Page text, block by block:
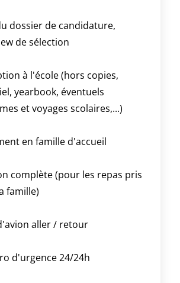
dossier de candidature,
de sélection
à l'école (hors copies,
yearbook, éventuels
et voyages scolaires,...)
en famille d'accueil
complète (pour les repas pris
famille)
aller / retour
d'urgence 24/24h